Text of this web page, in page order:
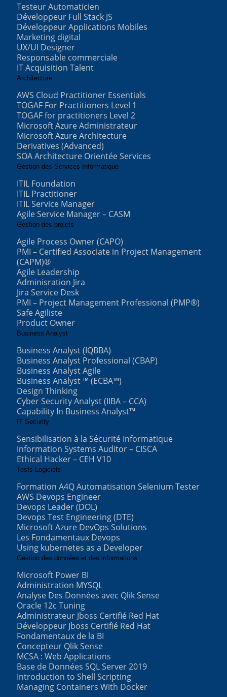
Testeur Automaticien
Développeur Full Stack JS
Développeur Applications Mobiles
Marketing digital
UX/UI Designer
Responsable commerciale
IT Acquisition Talent
Architecture
AWS Cloud Practitioner Essentials
TOGAF For Practitioners Level 1
TOGAF for practitioners Level 2
Microsoft Azure Administrateur
Microsoft Azure Architecture
Derivatives (Advanced)
SOA Architecture Orientée Services
Gestion des Services Informatique
ITIL Foundation
ITIL Practitioner
ITIL Service Manager
Agile Service Manager – CASM
Gestion des projets
Agile Process Owner (CAPO)
PMI – Certified Associate in Project Management
(CAPM)®
Agile Leadership
Adminisration Jira
Jira Service Desk
PMI – Project Management Professional (PMP®)
Safe Agiliste
Product Owner
Business Analyst
Business Analyst (IQBBA)
Business Analyst Professional (CBAP)
Business Analyst Agile
Business Analyst ™ (ECBA™)
Design Thinking
Cyber Security Analyst (IIBA – CCA)
Capability In Business Analyst™
IT Security
Sensibilisation à la Sécurité Informatique
Information Systems Auditor – CISCA
Ethical Hacker – CEH V10
Tests Logiciels
Formation A4Q Automatisation Selenium Tester
AWS Devops Engineer
Devops Leader (DOL)
Devops Test Engineering (DTE)
Microsoft Azure DevOps Solutions
Les Fondamentaux Devops
Using kubernetes as a Developer
Gestion des données et des informations
Microsoft Power BI
Administration MYSQL
Analyse Des Données avec Qlik Sense
Oracle 12c Tuning
Administrateur Jboss Certifié Red Hat
Développeur Jboss Certifié Red Hat
Fondamentaux de la BI
Concepteur Qlik Sense
MCSA : Web Applications
Base de Données SQL Server 2019
Introduction to Shell Scripting
Managing Containers With Docker